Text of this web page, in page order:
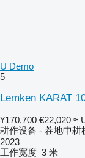
U Demo
5
Lemken KARAT
¥170,700 €22,020 ≈
耕作设备 - 茬地中耕
2023
工作宽度 3 米